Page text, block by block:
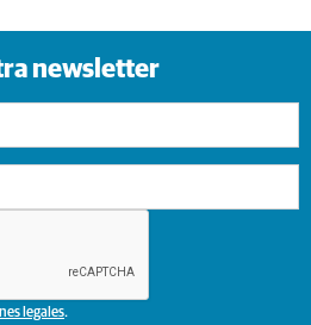
newsletter
legales.